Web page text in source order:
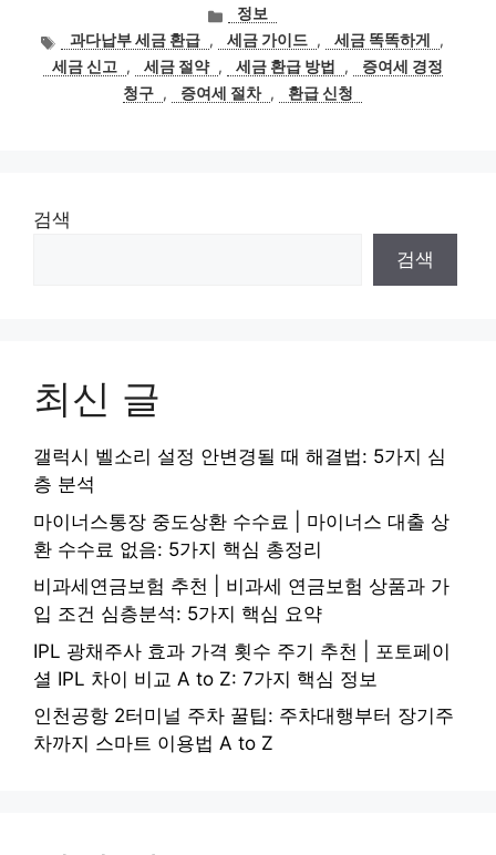
카
테
고
리
정보
태
그
과다납부 세금 환급 , 세금 가이드 , 세금 똑똑하게
,
세금 신고
, 세금 절약 , 세금 환급 방법 ,
증여세 경정
청구 , 증여세 절차 , 환급 신청
검색
검색
최신 글
갤럭시 벨소리 설정 안변경될 때 해결법: 5가지 심
층 분석
마이너스통장 중도상환 수수료 | 마이너스 대출 상
환 수수료 없음: 5가지 핵심 총정리
비과세연금보험 추천 | 비과세 연금보험 상품과 가
입 조건 심층분석: 5가지 핵심 요약
IPL 광채주사 효과 가격 횟수 주기 추천 | 포토페이
셜 IPL 차이 비교 A to Z: 7가지 핵심 정보
인천공항 2터미널 주차 꿀팁: 주차대행부터 장기주
차까지 스마트 이용법 A to Z